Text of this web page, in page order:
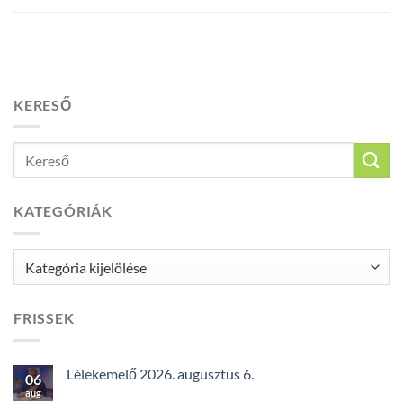
KERESŐ
KATEGÓRIÁK
FRISSEK
06
aug
Lélekemelő 2026. augusztus 6.